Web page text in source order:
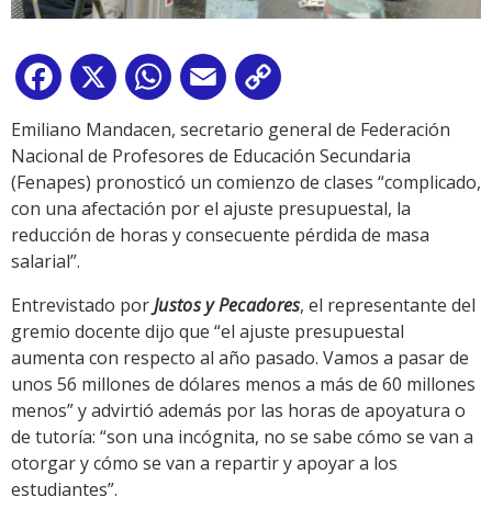
Facebook
X WhatsApp
Email
Link
Emiliano Mandacen, secretario general de Federación
Nacional de Profesores de Educación Secundaria
(Fenapes) pronosticó un comienzo de clases “complicado,
con una afectación por el ajuste presupuestal, la
reducción de horas y consecuente pérdida de masa
salarial”.
Entrevistado porJustos y Pecadores, el representante del
gremio docente dijo que “el ajuste presupuestal
aumenta con respecto al año pasado. Vamos a pasar de
unos 56 millones de dólares menos a más de 60 millones
menos” y advirtió además por las horas de apoyatura o
de tutoría: “son una incógnita, no se sabe cómo se van a
otorgar y cómo se van a repartir y apoyar a los
estudiantes”.